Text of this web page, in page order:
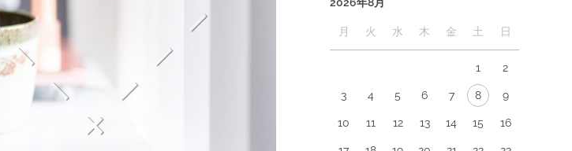
2026年8月
月 火 水 木 金 土 日
1 2
3 4 5 6 7 8 9
10 11 12 13 14 15 16